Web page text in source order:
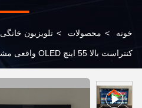
خونه > محصولات > تلویزیون خانگی
کنتراست بالا 55 اینچ OLED واقعی مشکی رنگ‌های زنده